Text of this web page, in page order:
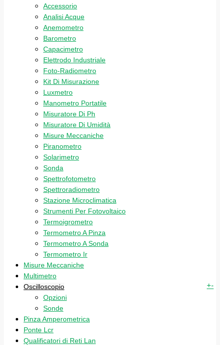
Accessorio
Analisi Acque
Anemometro
Barometro
Capacimetro
Elettrodo Industriale
Foto-Radiometro
Kit Di Misurazione
Luxmetro
Manometro Portatile
Misuratore Di Ph
Misuratore Di Umidità
Misure Meccaniche
Piranometro
Solarimetro
Sonda
Spettrofotometro
Spettroradiometro
Stazione Microclimatica
Strumenti Per Fotovoltaico
Termoigrometro
Termometro A Pinza
Termometro A Sonda
Termometro Ir
Misure Meccaniche
Multimetro
Oscilloscopio
+-
Opzioni
Sonde
Pinza Amperometrica
Ponte Lcr
Qualificatori di Reti Lan